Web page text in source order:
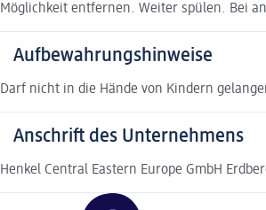
Möglichkeit entfernen. Weiter spülen. Bei
Aufbewahrungshinweise
Darf nicht in die Hände von Kindern
Anschrift des Unternehmens
Henkel Central Eastern Europe GmbH